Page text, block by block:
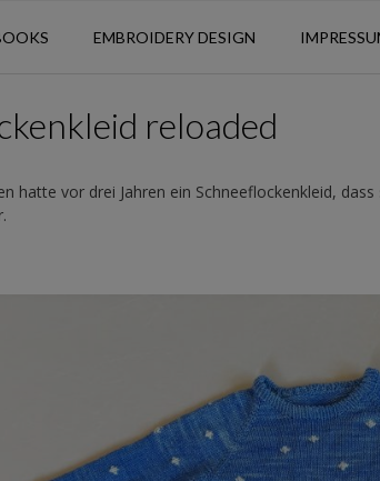
EMBROIDERY DESIGN
reloaded
hatte vor drei Jahren ein Schneeflockenkleid,